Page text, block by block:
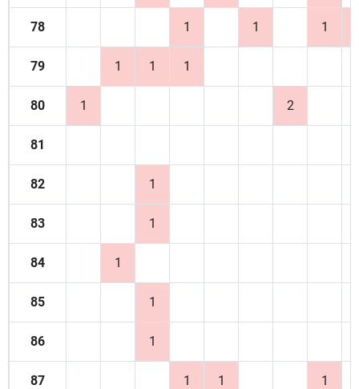
78 1 1 1
79 1 1 1
80 1 2
81
82 1
83 1
84 1
85 1
86 1
87 1 1 1